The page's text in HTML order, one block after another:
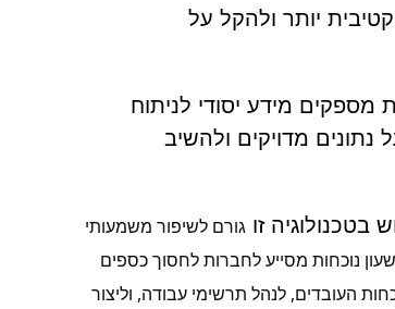
יותר ולהקל על
מספקים מידע יסודי לניתוח
מדויקים ולהשיב
בטכנולוגיה זו גורם לשיפור משמעותי
שעון נוכחות מסייע לחברות לחסוך כספים
העובדים, לנהל תרשימי עבודה, וליצור